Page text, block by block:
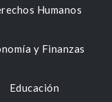
Humanos
y Finanzas
Educación